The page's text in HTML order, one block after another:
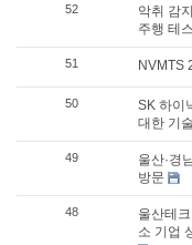
52
악취 감
주행 테
51 NVMTS
50
SK 하이
대한 기
49
울산·경
방문
48
울산테
소 기업